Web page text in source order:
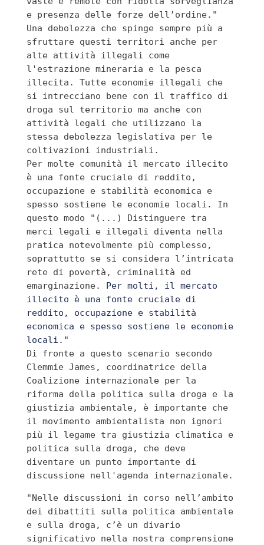
e presenza delle forze dell’ordine."
Una debolezza che spinge sempre più a
sfruttare questi territori anche per
alte attività illegali come
l'estrazione mineraria e la pesca
illecita. Tutte economie illegali che
si intrecciano bene con il traffico di
droga sul territorio ma anche con
attività legali che utilizzano la
stessa debolezza legislativa per le
Per molte comunità il mercato illecito
è una fonte cruciale di reddito,
occupazione e stabilità economica e
spesso sostiene le economie locali. In
questo modo "(...) Distinguere tra
merci legali e illegali diventa nella
pratica notevolmente più complesso,
soprattutto se si considera l’intricata
rete di povertà, criminalità ed
emarginazione.
Per molti, il mercato
illecito è una fonte cruciale di
reddito, occupazione e stabilità
economica e spesso sostiene le economie
locali."
Clemmie James, coordinatrice della
Coalizione internazionale per la
riforma della politica sulla droga e la
giustizia ambientale, è importante che
il movimento ambientalista non ignori
più il legame tra giustizia climatica e
politica sulla droga, che deve
diventare un punto importante di
discussione nell'agenda internazionale.
"Nelle discussioni in corso nell’ambito
dei dibattiti sulla politica ambientale
e sulla droga, c’è un divario
significativo nella nostra comprensione